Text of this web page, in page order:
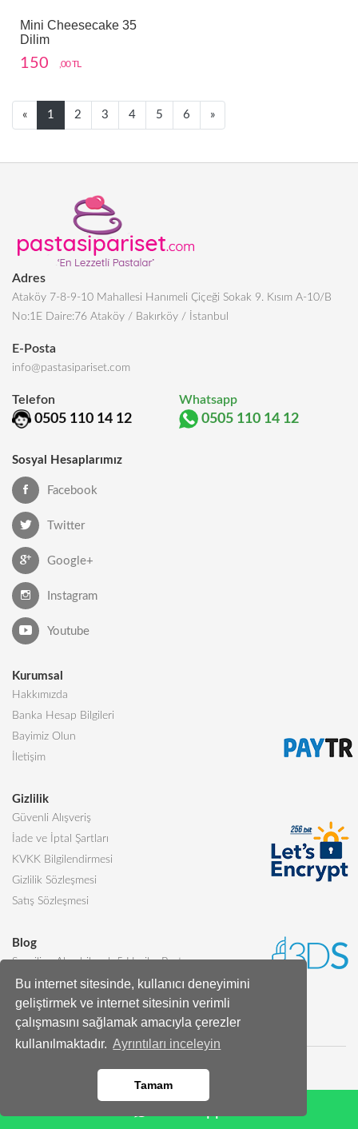
Bu internet sitesinde, kullanıcı deneyimini
geliştirmek ve internet sitesinin verimli
çalışmasını sağlamak amacıyla çerezler
kullanılmaktadır. Ayrıntıları inceleyin
Tamam
Mini Cheesecake 35
Dilim
150 ,00 TL
«Next1 2 3 4 5 6 »Next
Adres
Ataköy 7-8-9-10 Mahallesi Hanımeli Çiçeği Sokak 9. Kısım A-10/B
No:1E Daire:76 Ataköy / Bakırköy / İstanbul
E-Posta
info@pastasipariset.com
Telefon
0505 110 14 12
Whatsapp
0505 110 14 12
Sosyal Hesaplarımız
Facebook
Twitter
Google+
Instagram
Youtube
Kurumsal
Hakkımızda
Banka Hesap Bilgileri
Bayimiz Olun
İletişim
Gizlilik
Güvenli Alışveriş
İade ve İptal Şartları
KVKK Bilgilendirmesi
Gizlilik Sözleşmesi
Satış Sözleşmesi
Blog
Sevgiliye Alınabilecek 5 Harika Pasta
Butik Pasta Nedir?
Tüm Blog Yazıları